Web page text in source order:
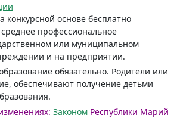
основе бесплатно
профессиональное
или муниципальном
и на предприятии.
обязательно. Родители или
обеспечивают получение детьми
Законом Республики Марий